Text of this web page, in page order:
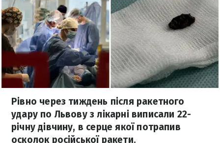
Рівно через тиждень після ракетного
удару по Львову з лікарні виписали 22-
річну дівчину, в серце якої потрапив
осколок російської ракети.